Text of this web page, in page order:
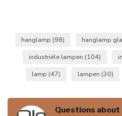
hanglamp (98) hanglamp
industriële lampen (104)
lamp (47) lampen (30)
Questions